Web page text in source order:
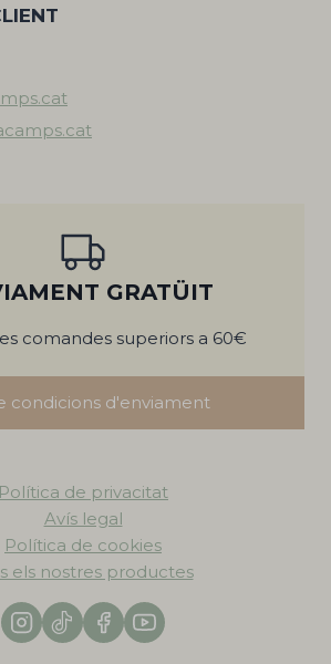
GRATÜIT
comandes superiors a 60€
condicions d'enviament
Política de privacitat
Avís legal
Política de cookies
els nostres productes